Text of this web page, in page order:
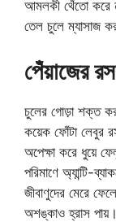
আমলকী থেঁতো করে
তেল চুলে ম্যাসাজ
পেঁয়াজের রস
চুলের গোড়া শক্ত
কয়েক ফোঁটা লেবুর
অপেক্ষা করে ধুয়ে
পরিমাণে অ্যান্টি-
জীবাণুদের মেরে
অশঙ্কাও হ্রাস পায়।